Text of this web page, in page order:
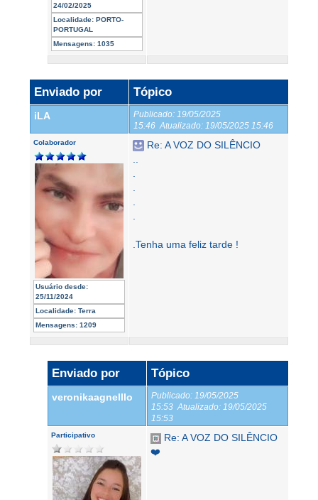
24/02/2025
Localidade: PORTO-
PORTUGAL
Mensagens: 1035
Enviado por Tópico
iLA Publicado: 19/05/2025
15:46 Atualizado: 19/05/2025 15:46
Colaborador
Usuário desde:
25/11/2024
Localidade: Terra
Mensagens: 1209
Re: A VOZ DO SILÊNCIO
.Tenha uma feliz tarde !
Enviado por Tópico
veronikaagnelllo Publicado: 19/05/2025
15:53 Atualizado: 19/05/2025
15:53
Participativo
Re: A VOZ DO SILÊNCIO
❤️